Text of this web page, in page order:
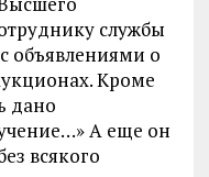
службы
объявлениями о
Кроме
дано
А еще он
всякого